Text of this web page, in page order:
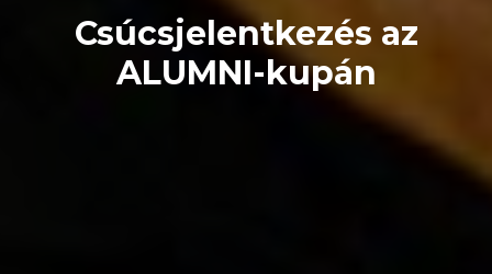
Csúcsjelentkezés az
ALUMNI-kupán